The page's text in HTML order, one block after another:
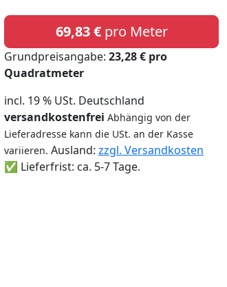
69,83 €pro Meter
Grundpreisangabe: 23,28 € pro
Quadratmeter
incl. 19 % USt. Deutschland
versandkostenfrei Abhängig von der
Lieferadresse kann die USt. an der Kasse
variieren. Ausland: zzgl. Versandkosten
✅ Lieferfrist: ca. 5-7 Tage.